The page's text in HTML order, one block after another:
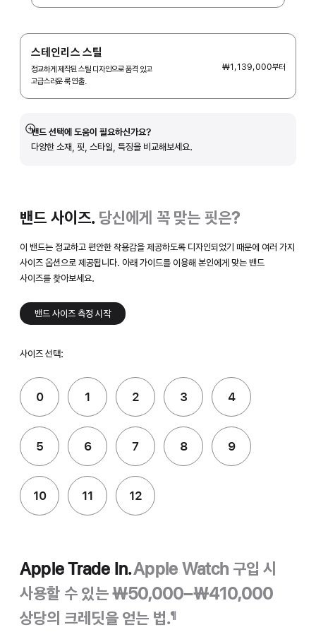
스테인리스 스틸
정교하게 제작된 스틸 디자인으로 품격 있고
고급스러운 룩 연출.
₩1,139,000부터
밴드 선택에 도움이 필요하신가요?
다양한 소재, 핏, 스타일, 특징을 비교해보세요.
자세히
보기
밴드 사이즈. 당신에게 꼭 맞는 핏은?
이 밴드는 정교하고 편안한 착용감을 제공하도록 디자인되었기 때문에 여러 가지
사이즈 옵션으로 제공됩니다. 아래 가이드를 이용해 본인에게 맞는 밴드
사이즈를 찾아보세요.
밴드 사이즈 측정 시작
사이즈 선택:
0 1 2 3 4
5 6 7 8 9
10 11 12
Apple Trade In.Apple Watch 구입 시
사용할 수 있는 ₩50,000–₩410,000
상당의 크레딧을 얻는 법.¶